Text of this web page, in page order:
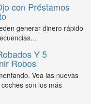
con Préstamos
generar dinero rápido
Y 5
Robos
Vea las nuevas
son los más